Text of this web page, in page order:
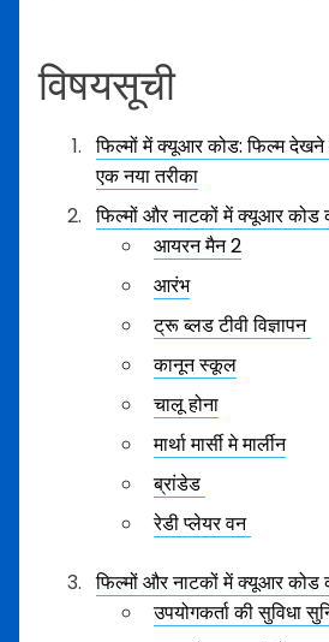
विषयसूची
फिल्मों में क्यूआर कोड: फिल्म देखने
एक नया तरीका
फिल्मों और नाटकों में क्यूआर कोड
आयरन मैन 2
आरंभ
ट्रू ब्लड टीवी विज्ञापन
कानून स्कूल
चालू होना
मार्था मार्सी मे मार्लीन
ब्रांडेड
रेडी प्लेयर वन
फिल्मों और नाटकों में क्यूआर कोड
उपयोगकर्ता की सुविधा